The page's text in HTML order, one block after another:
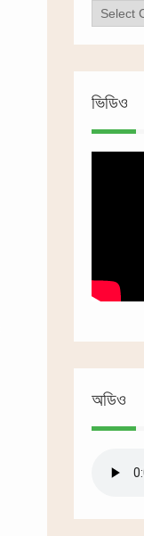
ক্যাটাগরি
ভিডিও
অডিও